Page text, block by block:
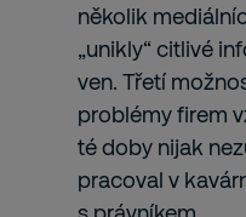
několik
„unikly“ citlivé
ven. Třetí
problémy firem
té doby nijak
pracoval v